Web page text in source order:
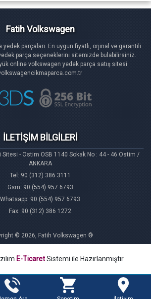
Fatih Volkswagen
yedek parçaları. En uygun fiyatlı, orjinal ve garantili
parça seçeneklerini sitemizde bulabilirsiniz.
online volkswagen yedek parça satış sitesi
İLETİŞİM BİLGİLERİ
Sitesi - Ostim OSB 1140 Sokak No : 44 - 46 Ostim /
ANKARA
Tel: 90 (312) 386 3111
Gsm: 90 (554) 957 6793
Whatsapp: 90 (554) 957 6793
Fax: 90 (312) 386 1272
© 2026, Fatih Volkswagen ®
E-TicaretSistemi ile Hazırlanmıştır.